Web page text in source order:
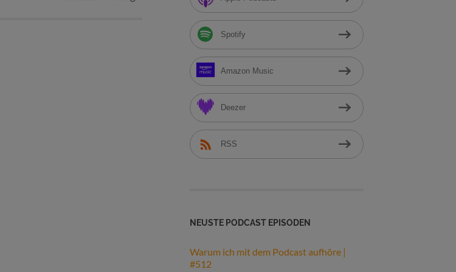
h
Spotify
Amazon Music
Deezer
RSS
NEUSTE PODCAST EPISODEN
Warum ich mit dem Podcast aufhöre |
#512